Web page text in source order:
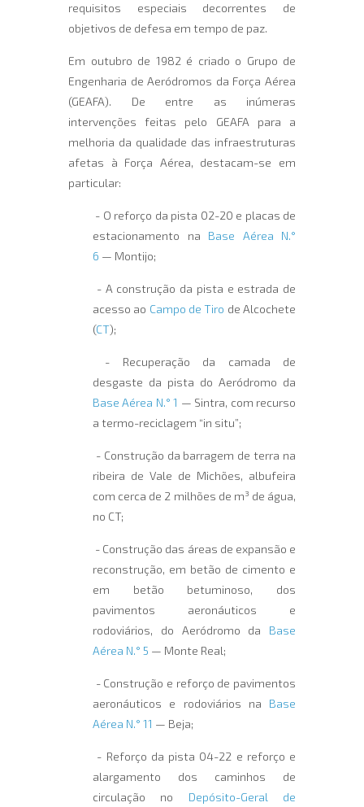
requisitos especiais decorrentes de
objetivos de defesa em tempo de paz.
Em outubro de 1982 é criado o Grupo de
Engenharia de Aeródromos da Força Aérea
(GEAFA). De entre as inúmeras
intervenções feitas pelo GEAFA para a
melhoria da qualidade das infraestruturas
afetas à Força Aérea, destacam-se em
particular:
- O reforço da pista 02-20 e placas de
estacionamento na Base Aérea N.°
6 — Montijo;
- A construção da pista e estrada de
acesso ao Campo de Tiro de Alcochete
(CT);
- Recuperação da camada de
desgaste da pista do Aeródromo da
Base Aérea N.° 1 — Sintra, com recurso
a termo-reciclagem “in situ”;
- Construção da barragem de terra na
ribeira de Vale de Michões, albufeira
com cerca de 2 milhões de m³ de água,
no CT;
- Construção das áreas de expansão e
reconstrução, em betão de cimento e
em betão betuminoso, dos
pavimentos aeronáuticos e
rodoviários, do Aeródromo da Base
Aérea N.° 5 — Monte Real;
- Construção e reforço de pavimentos
aeronáuticos e rodoviários na Base
Aérea N.° 11 — Beja;
- Reforço da pista 04-22 e reforço e
alargamento dos caminhos de
circulação no Depósito-Geral de